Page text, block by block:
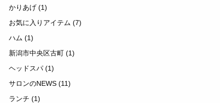
かりあげ (1)
お気に入りアイテム (7)
ハム (1)
新潟市中央区古町 (1)
ヘッドスパ (1)
サロンのNEWS (11)
ランチ (1)